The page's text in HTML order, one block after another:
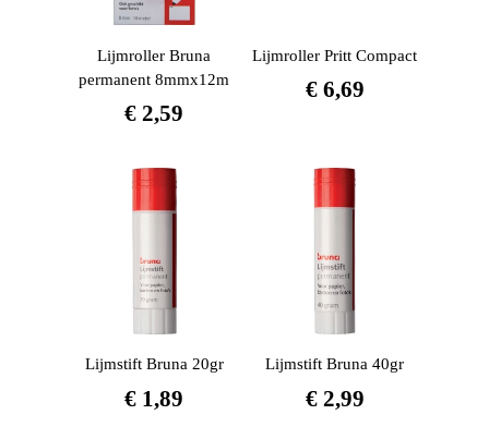
Lijmroller Bruna
permanent 8mmx12m
€ 2,59
Lijmroller Pritt Compact
€6,69
Lijmstift Bruna 20gr
€ 1,89
Lijmstift Bruna 40gr
€2,99